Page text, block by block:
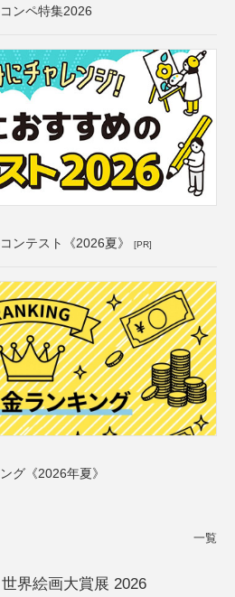
ンペ特集2026
ンテスト《2026夏》 [PR]
グ《2026年夏》
一覧
界絵画大賞展 2026